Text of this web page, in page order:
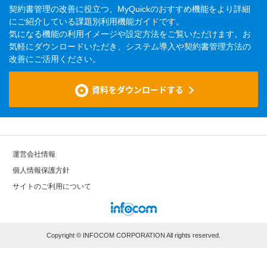
契約書管理の改善に役立つ、MyQuickのおすすめ機能をより詳細
にご紹介している課題別利用機能ガイドです。
気になる機能の利用イメージや設定方法をご覧いただけます。お
気軽にダウンロードいただき、システム導入や契約書管理方法の
改善にご活用ください。
資料をダウンロードする
運営会社情報
個⼈情報保護⽅針
サイトのご利⽤について
Copyright © INFOCOM CORPORATION All rights reserved.